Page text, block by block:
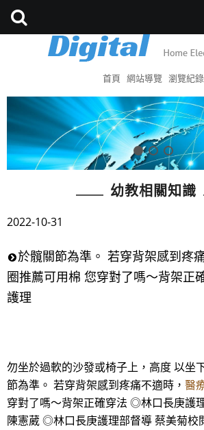
首頁 網站導覽 瀏覽紀錄
幼教相關知識
2022-10-31
於髖關節為準。 若穿背架感到疼
圈推薦可用棉 您穿對了嗎～背架
護理
勿坐於過軟的沙發或椅子上，高度 以坐
節為準。 若穿背架感到疼痛不適時， 醫
穿對了嗎～背架正確穿法 ◎林口長庚護
陳憲葳 ◎林口長庚護理部督導 蔡美菊校